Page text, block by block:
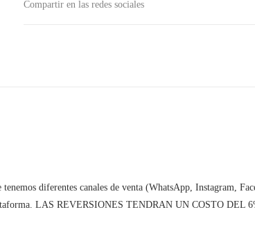
Compartir en las redes sociales
diferentes canales de venta (WhatsApp, Instagram,
LAS REVERSIONES TENDRAN UN COSTO DEL